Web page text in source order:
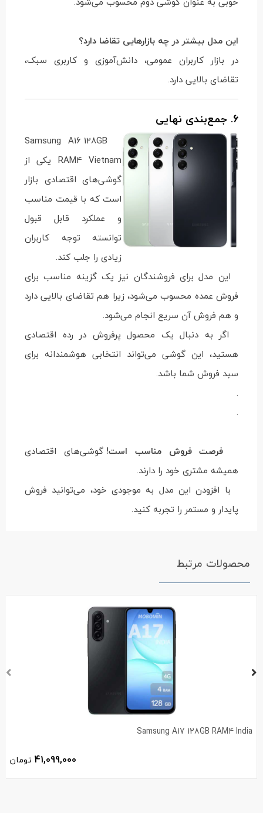
این مدل بیشتر در چه بازارهایی تقاضا دارد؟
در بازار کاربران عمومی، دانش‌آموزی و کاربری سبک،
تقاضای بالایی دارد.
6. جمع‌بندی نهایی
Samsung A16 128GB
RAM4 Vietnam یکی از
گوشی‌های اقتصادی بازار
است که با قیمت مناسب
و عملکرد قابل قبول
توانسته توجه کاربران
زیادی را جلب کند.
این مدل برای فروشندگان نیز یک گزینه مناسب برای
فروش عمده محسوب می‌شود، زیرا هم تقاضای بالایی دارد
و هم فروش آن سریع انجام می‌شود.
اگر به دنبال یک محصول پرفروش در رده اقتصادی
هستید، این گوشی می‌تواند انتخابی هوشمندانه برای
سبد فروش شما باشد.
.
.
فرصت فروش مناسب است! گوشی‌های اقتصادی
همیشه مشتری خود را دارند.
با افزودن این مدل به موجودی خود، می‌توانید فروش
پایدار و مستمر را تجربه کنید.
محصولات مرتبط
Samsung A17 128GB RAM4 India
41,099,000 تومان